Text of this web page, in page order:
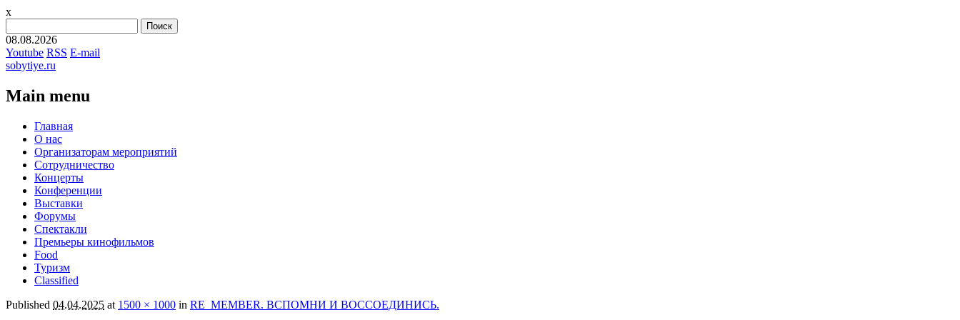
x
08.08.2026
Youtube RSS E-mail
sobytiye.ru
Main menu
Skip
content
Главная
О нас
Организаторам мероприятий
Сотрудничество
Концерты
Конференции
Выставки
Форумы
Спектакли
Премьеры кинофильмов
Food
Туризм
Сlassified
Published 04.04.2025 at 1500 × 1000 in RE_MEMBER. ВСПОМНИ И ВОССОЕДИНИСЬ.